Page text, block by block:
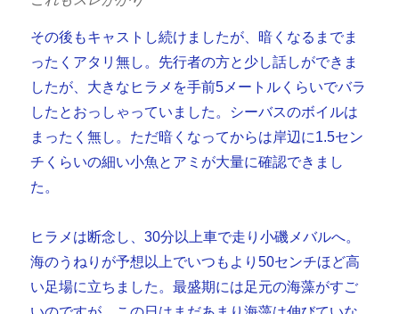
その後もキャストし続けましたが、暗くなるまでま
ったくアタリ無し。先行者の方と少し話しができま
したが、大きなヒラメを手前5メートルくらいでバラ
したとおっしゃっていました。シーバスのボイルは
まったく無し。ただ暗くなってからは岸辺に1.5セン
チくらいの細い小魚とアミが大量に確認できまし
た。
ヒラメは断念し、30分以上車で走り小磯メバルへ。
海のうねりが予想以上でいつもより50センチほど高
い足場に立ちました。最盛期には足元の海藻がすご